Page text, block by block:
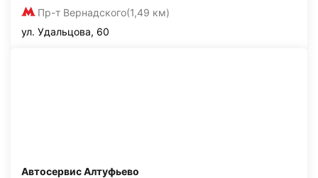
Пр-т Вернадского(1,49 км)
ул. Удальцова, 60
Автосервис Алтуфьево